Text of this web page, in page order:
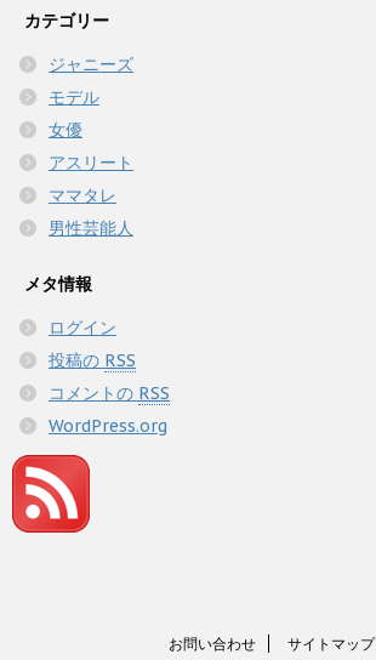
カテゴリー
ジャニーズ
モデル
女優
アスリート
ママタレ
男性芸能人
メタ情報
ログイン
投稿の RSS
コメントの RSS
WordPress.org
お問い合わせ サイトマップ